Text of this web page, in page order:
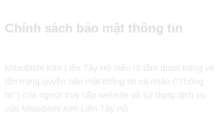
Chính sách bảo mật thông tin
Mitsubishi Kim Liên Tây Hồ hiểu rõ tầm quan trọng và
tôn trọng quyền bảo mật thông tin cá nhân (“Thông
tin”) của người truy cập website và sử dụng dịch vụ
của Mitsubishi Kim Liên Tây Hồ